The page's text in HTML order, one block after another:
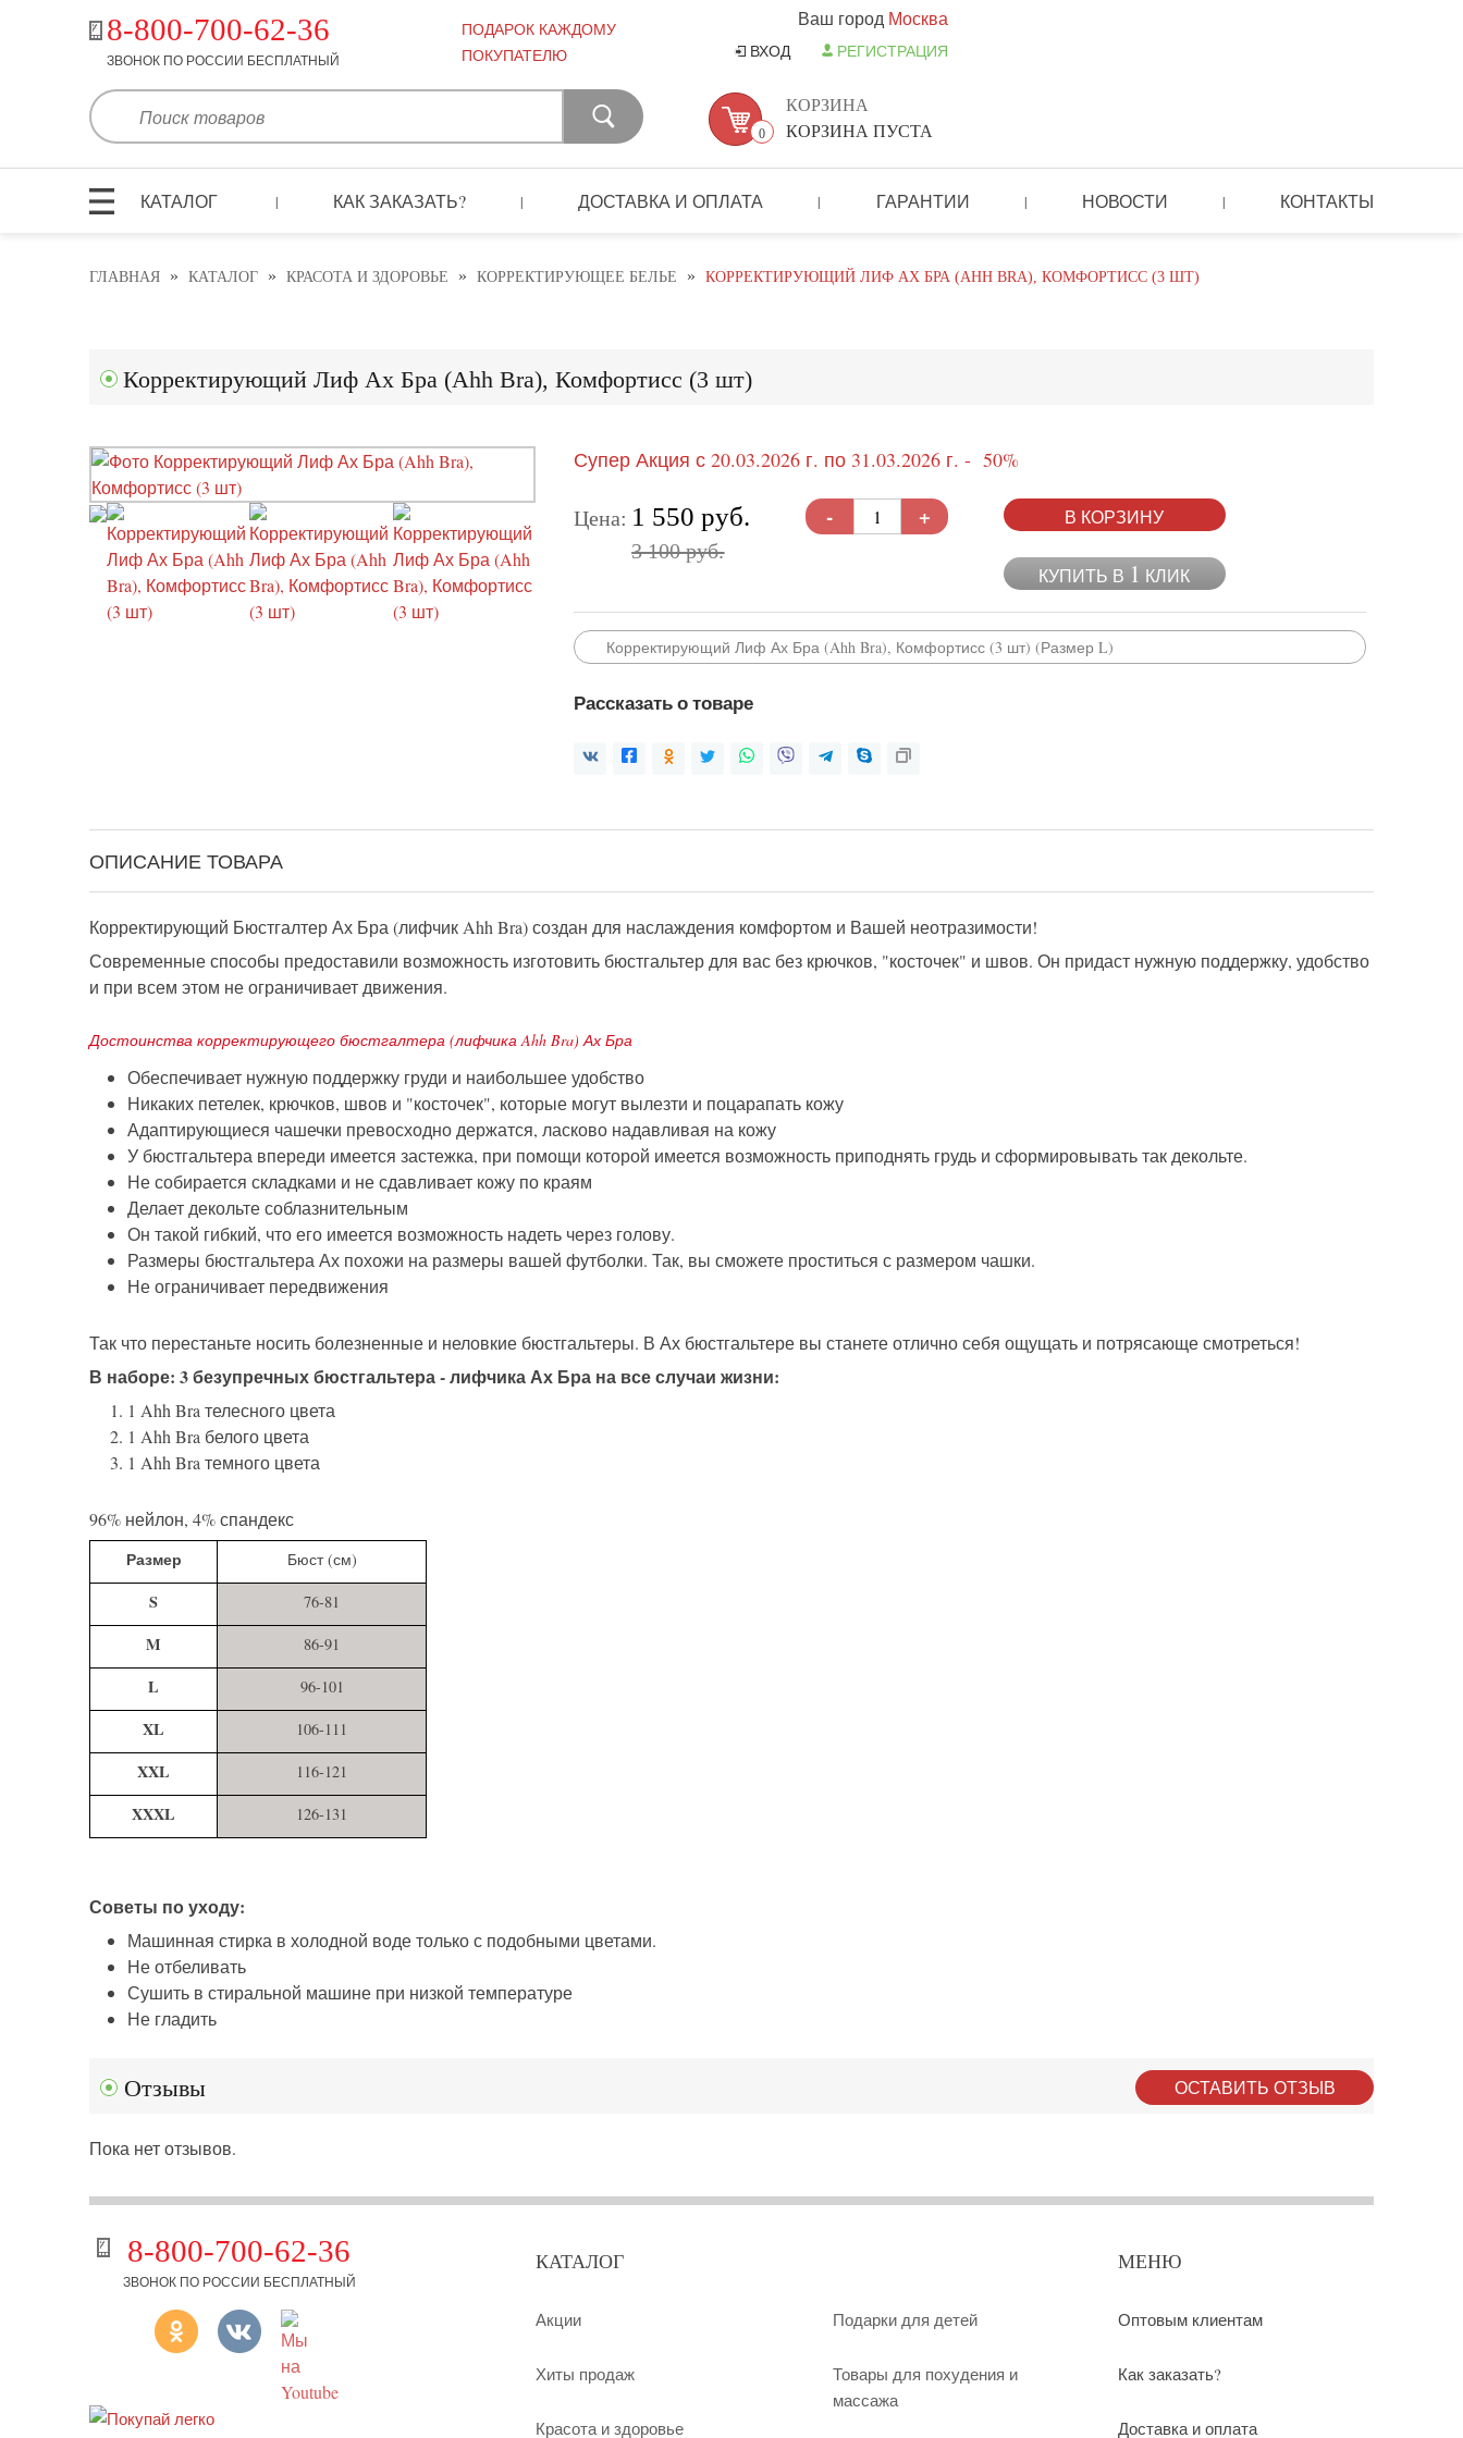
8-800-700-62-36
ЗВОНОК ПО РОССИИ БЕСПЛАТНЫЙ
ПОДАРОК КАЖДОМУ
ПОКУПАТЕЛЮ
Ваш город Москва
ВХОД РЕГИСТРАЦИЯ
0
КОРЗИНА
КОРЗИНА ПУСТА
КАТАЛОГ | КАК ЗАКАЗАТЬ? | ДОСТАВКА И ОПЛАТА | ГАРАНТИИ | НОВОСТИ | КОНТАКТЫ
ГЛАВНАЯ » КАТАЛОГ » КРАСОТА И ЗДОРОВЬЕ » КОРРЕКТИРУЮЩЕЕ БЕЛЬЕ » КОРРЕКТИРУЮЩИЙ ЛИФ АХ БРА (AHH BRA), КОМФОРТИСС (3 ШТ)
Корректирующий Лиф Ах Бра (Ahh Bra), Комфортисс (3 шт)
Супер Акция с 20.03.2026 г. по 31.03.2026 г. - 50%
Цена: 1 550 руб.
3 100 руб.
- + В КОРЗИНУ
КУПИТЬ В 1 КЛИК
Корректирующий Лиф Ах Бра (Ahh Bra), Комфортисс (3 шт) (Размер L)
Рассказать о товаре
ОПИСАНИЕ ТОВАРА
Корректирующий Бюстгалтер Ах Бра (лифчик Ahh Bra) создан для наслаждения комфортом и Вашей неотразимости!
Современные способы предоставили возможность изготовить бюстгальтер для вас без крючков, "косточек" и швов. Он придаст нужную поддержку, удобство
и при всем этом не ограничивает движения.
Достоинства корректирующего бюстгалтера (лифчика Ahh Bra) Ах Бра
Обеспечивает нужную поддержку груди и наибольшее удобство
Никаких петелек, крючков, швов и "косточек", которые могут вылезти и поцарапать кожу
Адаптирующиеся чашечки превосходно держатся, ласково надавливая на кожу
У бюстгальтера впереди имеется застежка, при помощи которой имеется возможность приподнять грудь и сформировывать так декольте.
Не собирается складками и не сдавливает кожу по краям
Делает декольте соблазнительным
Он такой гибкий, что его имеется возможность надеть через голову.
Размеры бюстгальтера Ах похожи на размеры вашей футболки. Так, вы сможете проститься с размером чашки.
Не ограничивает передвижения
Так что перестаньте носить болезненные и неловкие бюстгальтеры. В Ах бюстгальтере вы станете отлично себя ощущать и потрясающе смотреться!
В наборе: 3 безупречных бюстгальтера - лифчика Ах Бра на все случаи жизни:
1 Ahh Bra телесного цвета
1 Ahh Bra белого цвета
1 Ahh Bra темного цвета
96% нейлон, 4% спандекс
Размер
Бюст (см)
S 76-81
M 86-91
L 96-101
XL 106-111
XXL 116-121
XXXL 126-131
Советы по уходу:
Машинная стирка в холодной воде только с подобными цветами.
Не отбеливать
Сушить в стиральной машине при низкой температуре
Не гладить
Отзывы ОСТАВИТЬ ОТЗЫВ
Пока нет отзывов.
8-800-700-62-36
ЗВОНОК ПО РОССИИ БЕСПЛАТНЫЙ
КАТАЛОГ
Акции
Хиты продаж
Красота и здоровье
Подарки для детей
Товары для похудения и
массажа
МЕНЮ
Оптовым клиентам
Как заказать?
Доставка и оплата